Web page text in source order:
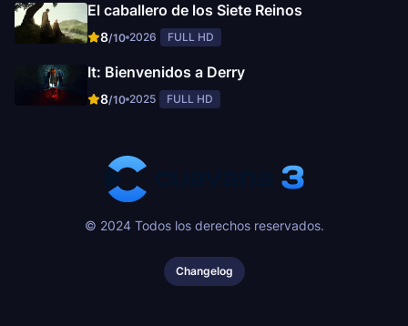
El caballero de los Siete Reinos
8/10 2026 FULL HD
It: Bienvenidos a Derry
8/10 2025 FULL HD
© 2024 Todos los derechos reservados.
Changelog